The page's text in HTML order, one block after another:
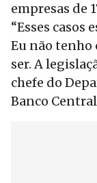
empresas de
“Esses casos
Eu não tenho
ser. A
chefe do
Banco